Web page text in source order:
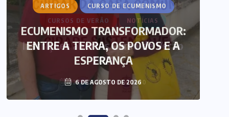
ARTIGOS CURSO DE ECUMENISMO
ECUMENISMO TRANSFORMADOR:
ENTRE A TERRA, OS POVOS E A
ESPERANÇA
6 DE AGOSTO DE 2026